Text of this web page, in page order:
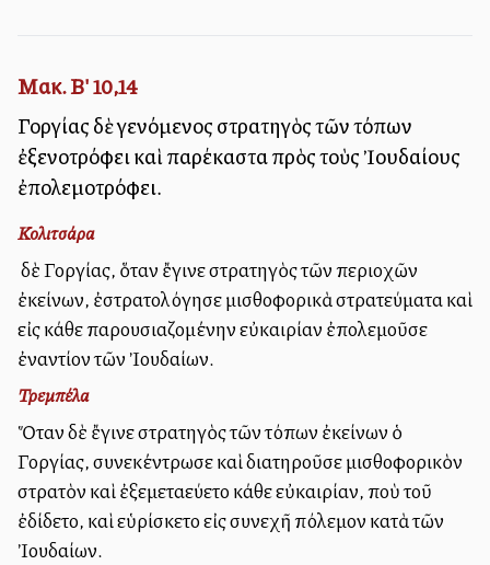
Μακ. Β' 10,14
Γοργίας δὲ γενόμενος στρατηγὸς τῶν τόπων
ἐξενοτρόφει καὶ παρέκαστα πρὸς τοὺς Ἰουδαίους
ἐπολεμοτρόφει.
Κολιτσάρα
Ὁ δὲ Γοργίας, ὅταν ἔγινε στρατηγὸς τῶν περιοχῶν
ἐκείνων, ἐστρατολόγησε μισθοφορικὰ στρατεύματα καὶ
εἰς κάθε παρουσιαζομένην εὐκαιρίαν ἐπολεμοῦσε
ἐναντίον τῶν Ἰουδαίων.
Τρεμπέλα
Ὅταν δὲ ἔγινε στρατηγὸς τῶν τόπων ἐκείνων ὁ
Γοργίας, συνεκέντρωσε καὶ διατηροῦσε μισθοφορικὸν
στρατὸν καὶ ἐξεμεταλλεύετο κάθε εὐκαιρίαν, ποὺ τοῦ
ἐδίδετο, καὶ εὑρίσκετο εἰς συνεχῆ πόλεμον κατὰ τῶν
Ἰουδαίων.